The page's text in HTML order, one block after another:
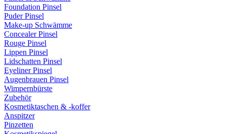
Foundation Pinsel
Puder Pinsel
Make-up Schwämme
Concealer Pinsel
Rouge Pinsel
Lippen Pinsel
Lidschatten Pinsel
Eyeliner Pinsel
Augenbrauen Pinsel
Wimpernbürste
Zubehör
Kosmetiktaschen & -koffer
Anspitzer
Pinzetten